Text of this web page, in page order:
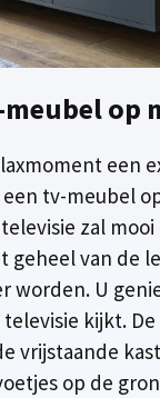
meubel op
een
een tv-meubel
zal
geheel van de
worden. U
televisie kijkt.
vrijstaande
op de